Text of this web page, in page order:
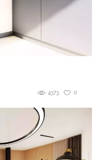
0
4373